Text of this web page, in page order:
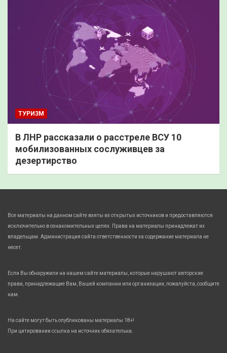
ТУРИЗМ
В ЛНР рассказали о расстреле ВСУ 10
мобилизованных сослуживцев за
дезертирство
Все материалы на данном сайте взяты из открытых источников и предоставляются
исключительно в ознакомительных целях. Права на материалы принадлежат их
владельцам. Администрация сайта ответственности за содержание материала не
несет.
Если Вы обнаружили на нашем сайте материалы, которые нарушают авторские
права, принадлежащие Вам, Вашей компании или организации, пожалуйста, сообщите
нам.
На сайте могут быть опубликованы материалы 18+!
При цитировании ссылка на источник обязательна.